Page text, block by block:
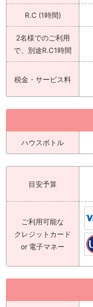
R.C (1時間)
2名様でのご利用
で、別途R.C1時間
税金・サービス料
ハウスボトル
目安予算
ご利用可能な
クレジットカード
or 電子マネー